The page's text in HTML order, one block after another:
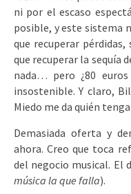
ni por el escaso
posible, y este sistema
que recuperar
que recuperar la sequía
nada… pero ¿80 euros
insostenible. Y claro,
Miedo me da quién
Demasiada oferta y
ahora. Creo que toca
del negocio musical. El
música la que falla).